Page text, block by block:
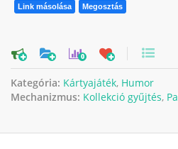
Link másolása Megosztás
0
Kategória: Kártyajáték, Humor
Mechanizmus: Kollekció gyűjtés,